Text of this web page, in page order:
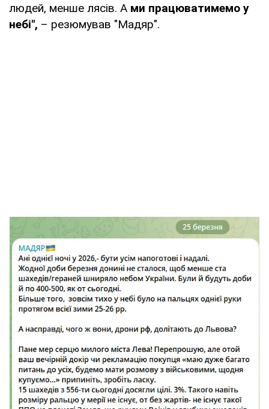
людей, менше лясів. А ми працюватимемо у
небі", – резюмував "Мадяр".